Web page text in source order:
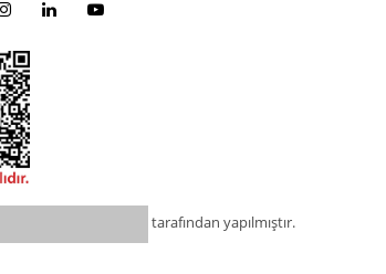
tarafından yapılmıştır.